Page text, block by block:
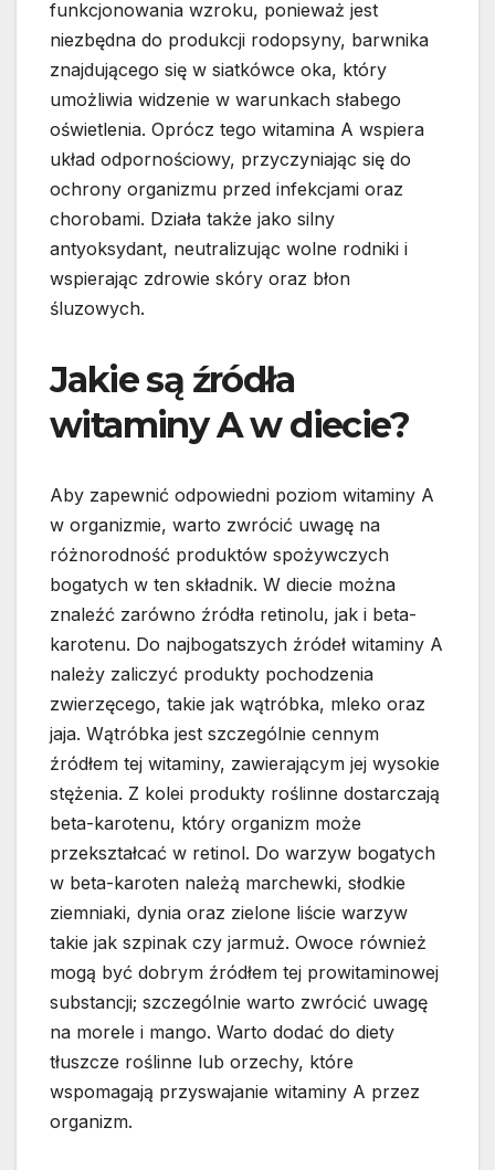
funkcjonowania wzroku, ponieważ jest
niezbędna do produkcji rodopsyny, barwnika
znajdującego się w siatkówce oka, który
umożliwia widzenie w warunkach słabego
oświetlenia. Oprócz tego witamina A wspiera
układ odpornościowy, przyczyniając się do
ochrony organizmu przed infekcjami oraz
chorobami. Działa także jako silny
antyoksydant, neutralizując wolne rodniki i
wspierając zdrowie skóry oraz błon
śluzowych.
Jakie są źródła
witaminy A w diecie?
Aby zapewnić odpowiedni poziom witaminy A
w organizmie, warto zwrócić uwagę na
różnorodność produktów spożywczych
bogatych w ten składnik. W diecie można
znaleźć zarówno źródła retinolu, jak i beta-
karotenu. Do najbogatszych źródeł witaminy A
należy zaliczyć produkty pochodzenia
zwierzęcego, takie jak wątróbka, mleko oraz
jaja. Wątróbka jest szczególnie cennym
źródłem tej witaminy, zawierającym jej wysokie
stężenia. Z kolei produkty roślinne dostarczają
beta-karotenu, który organizm może
przekształcać w retinol. Do warzyw bogatych
w beta-karoten należą marchewki, słodkie
ziemniaki, dynia oraz zielone liście warzyw
takie jak szpinak czy jarmuż. Owoce również
mogą być dobrym źródłem tej prowitaminowej
substancji; szczególnie warto zwrócić uwagę
na morele i mango. Warto dodać do diety
tłuszcze roślinne lub orzechy, które
wspomagają przyswajanie witaminy A przez
organizm.